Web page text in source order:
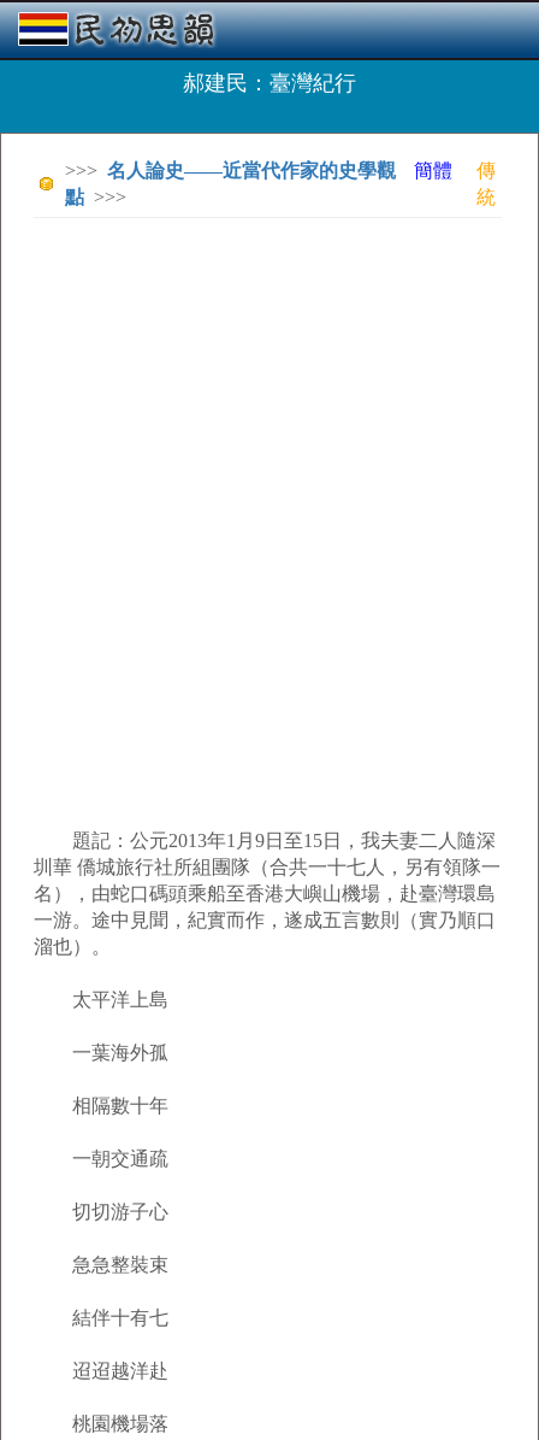
郝建民：臺灣紀行
>>> 名人論史——近當代作家的史學觀
點 >>>
簡體
傳
統
題記：公元2013年1月9日至15日，我夫妻二人隨深
圳華 僑城旅行社所組團隊（合共一十七人，另有領隊一
名），由蛇口碼頭乘船至香港大嶼山機場，赴臺灣環島
一游。途中見聞，紀實而作，遂成五言數則（實乃順口
溜也）。
太平洋上島
一葉海外孤
相隔數十年
一朝交通疏
切切游子心
急急整裝束
結伴十有七
迢迢越洋赴
桃園機場落